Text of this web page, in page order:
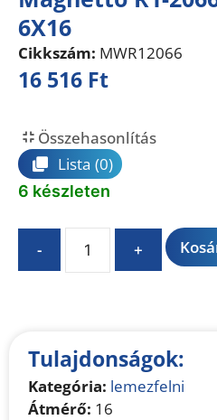
6X16
Cikkszám: MWR12066
16 516 Ft
Összehasonlítás
Lista (0)
6 készleten
- +
Tulajdonságok:
Kategória: lemezfelni
Átmérő: 16